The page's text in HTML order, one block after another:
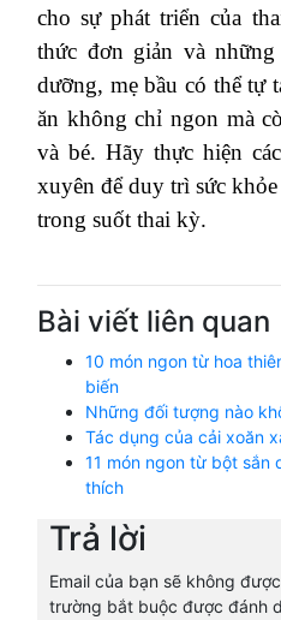
cho sự phát triển của
thức đơn giản và
dưỡng, mẹ bầu có thể tự
ăn không chỉ ngon mà
và bé. Hãy thực hiện
xuyên để duy trì sức
trong suốt thai kỳ.
Bài viết liên quan
10 món ngon từ hoa
biến
Những đối tượng nào
Tác dụng của cải xoăn
11 món ngon từ bột sắn
thích
Trả lời
Email của bạn sẽ không
trường bắt buộc được đánh